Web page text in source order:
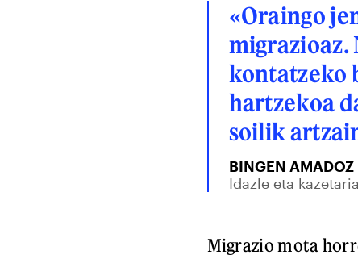
«Oraingo
migrazioaz.
kontatzeko
hartzekoa
soilik
BINGEN AMADOZ
Idazle eta kazetaria
Migrazio mota